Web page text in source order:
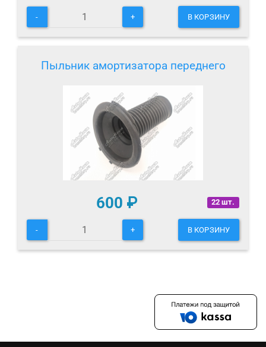
- + В КОРЗИНУ
Пыльник амортизатора переднего
22 шт.
600 ₽
- + В КОРЗИНУ